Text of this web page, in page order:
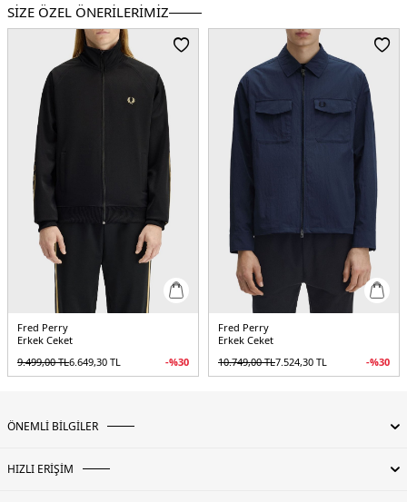
Kalıp Bilgisi :Regular Fit
Menşei:Vietnam
5DE1M5684236.07
SİZE ÖZEL ÖNERİLERİMİZ
Fred Perry
Erkek Ceket
9.499,00TL6.649,30 TL -%30
Fred Perry
Erkek Ceket
10.749,00TL7.524,30 TL -%30
ÖNEMLİ BİLGİLER
HIZLI ERİŞİM